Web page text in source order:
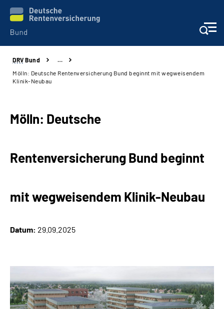
Beratung & Kontakt
Presse
Online-Services
Inhalte in Gebärdensprache (DGS)
Suche
DRV Bund
…
Mölln: Deutsche Rentenversicherung Bund beginnt mit wegweisendem
Klinik-Neubau
Mölln: Deutsche
Rentenversicherung Bund beginnt
mit wegweisendem Klinik-Neubau
Datum: 29.09.2025